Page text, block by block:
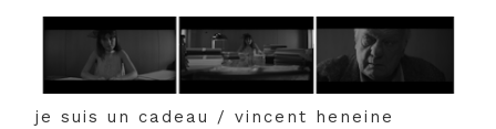
je suis un cadeau / vincent heneine